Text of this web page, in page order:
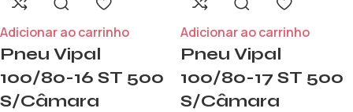
Adicionar ao carrinho
Pneu Vipal
100/80-16 ST 500
S/Câmara
Adicionar ao carrinho
Pneu Vipal
100/80-17 ST 500
S/Câmara